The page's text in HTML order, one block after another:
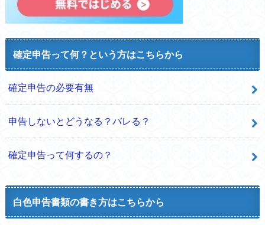
確定申告って何？という方はこちらから
確定申告の必要有無
申告しないとどうなる？バレる？
確定申告って何するの？
白色申告書類の書き方はこちらから